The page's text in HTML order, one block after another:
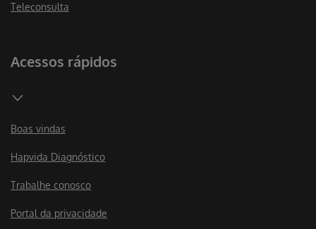
Teleconsulta
Acessos rápidos
Boas vindas
Hapvida Diagnóstico
Trabalhe conosco
Portal da privacidade